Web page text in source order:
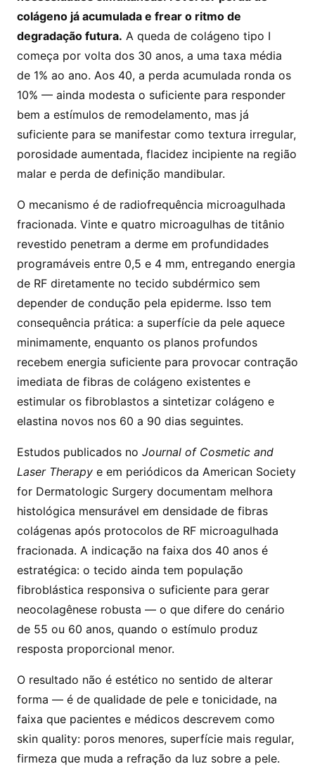
colágeno já acumulada e frear o ritmo de
degradação futura. A queda de colágeno tipo I
começa por volta dos 30 anos, a uma taxa média
de 1% ao ano. Aos 40, a perda acumulada ronda os
10% — ainda modesta o suficiente para responder
bem a estímulos de remodelamento, mas já
suficiente para se manifestar como textura irregular,
porosidade aumentada, flacidez incipiente na região
malar e perda de definição mandibular.
O mecanismo é de radiofrequência microagulhada
fracionada. Vinte e quatro microagulhas de titânio
revestido penetram a derme em profundidades
programáveis entre 0,5 e 4 mm, entregando energia
de RF diretamente no tecido subdérmico sem
depender de condução pela epiderme. Isso tem
consequência prática: a superfície da pele aquece
minimamente, enquanto os planos profundos
recebem energia suficiente para provocar contração
imediata de fibras de colágeno existentes e
estimular os fibroblastos a sintetizar colágeno e
elastina novos nos 60 a 90 dias seguintes.
Estudos publicados no Journal of Cosmetic and
Laser Therapy e em periódicos da American Society
for Dermatologic Surgery documentam melhora
histológica mensurável em densidade de fibras
colágenas após protocolos de RF microagulhada
fracionada. A indicação na faixa dos 40 anos é
estratégica: o tecido ainda tem população
fibroblástica responsiva o suficiente para gerar
neocolagênese robusta — o que difere do cenário
de 55 ou 60 anos, quando o estímulo produz
resposta proporcional menor.
O resultado não é estético no sentido de alterar
forma — é de qualidade de pele e tonicidade, na
faixa que pacientes e médicos descrevem como
skin quality: poros menores, superfície mais regular,
firmeza que muda a refração da luz sobre a pele.